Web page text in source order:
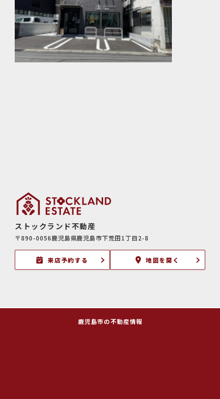
ストックランド不動産
〒890-0056鹿児島県鹿児島市下荒田1丁目2-8
来店予約する 地図を開く
鹿児島市の不動産情報